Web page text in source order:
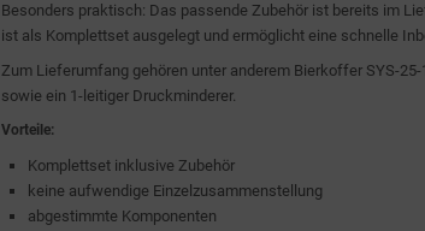
Besonders praktisch: Das passende Zubehör ist bereits im
ist als Komplettset ausgelegt und ermöglicht eine schnelle
Zum Lieferumfang gehören unter anderem Bierkoffer SYS-
sowie ein 1-leitiger Druckminderer.
Vorteile:
Komplettset inklusive Zubehör
keine aufwendige Einzelzusammenstellung
abgestimmte Komponenten